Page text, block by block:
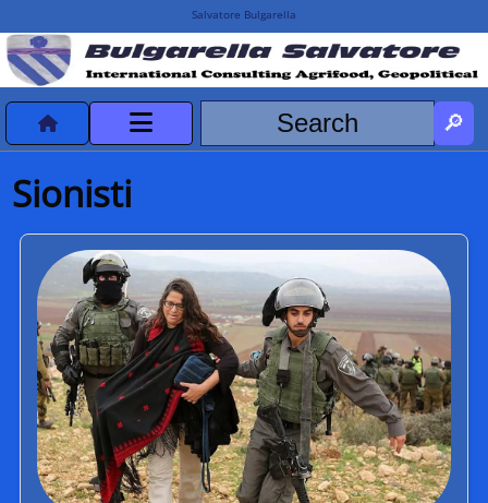
Salvatore Bulgarella
CVvCredits
HOME
DeclassificatiNC
Turismo Progetti
Projects Missions
Sionisti